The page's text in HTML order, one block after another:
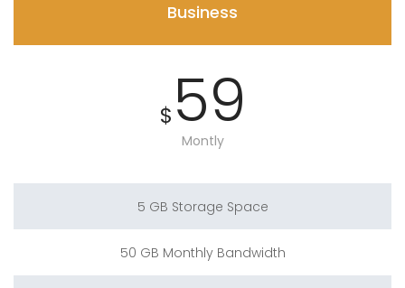
Business
$ 59
Montly
5 GB Storage Space
50 GB Monthly Bandwidth